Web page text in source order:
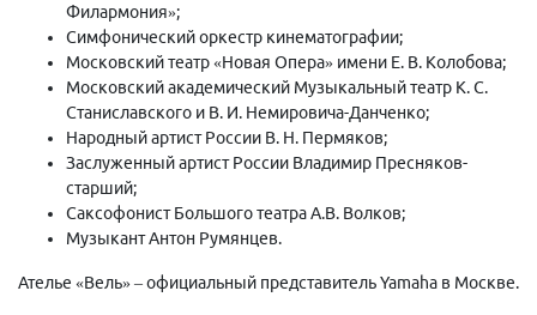
Филармония»;
Симфонический оркестр кинематографии;
Московский театр «Новая Опера» имени Е. В. Колобова;
Московский академический Музыкальный театр К. С.
Станиславского и В. И. Немировича-Данченко;
Народный артист России В. Н. Пермяков;
Заслуженный артист России Владимир Пресняков-
старший;
Саксофонист Большого театра А.В. Волков;
Музыкант Антон Румянцев.
Ателье «Вель» – официальный представитель Yamaha в Москве.